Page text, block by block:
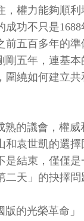
，權力能夠順利
成功不只是
前五百多年的準
剛五年，連基
圍繞如何建立
熟的議會，權威
和袁世凱的選
是結束，僅僅
二天」的抉擇
版的光榮革命」